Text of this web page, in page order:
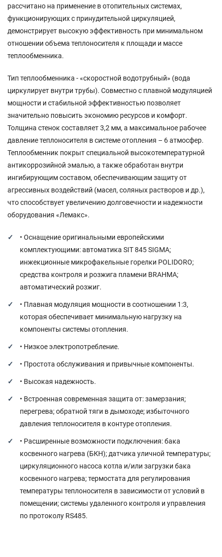
рассчитано на применение в отопительных системах,
функционирующих с принудительной циркуляцией,
демонстрирует высокую эффективность при минимальном
отношении объема теплоносителя к площади и массе
теплообменника.
Тип теплообменника - «скоростной водотрубный» (вода
циркулирует внутри трубы). Совместно с плавной модуляцией
мощности и стабильной эффективностью позволяет
значительно повысить экономию ресурсов и комфорт.
Толщина стенок составляет 3,2 мм, а максимальное рабочее
давление теплоносителя в системе отопления – 6 атмосфер.
Теплообменник покрыт специальной высокотемпературной
антикоррозийной эмалью, а также обработан внутри
ингибирующим составом, обеспечивающим защиту от
агрессивных воздействий (масел, соляных растворов и др.),
что способствует увеличению долговечности и надежности
оборудования «Лемакс».
• Оснащение оригинальными европейскими
комплектующими: автоматика SIT 845 SIGMA;
инжекционные микрофакельные горелки POLIDORO;
средства контроля и розжига пламени BRAHMA;
автоматический розжиг.
• Плавная модуляция мощности в соотношении 1:3,
которая обеспечивает минимальную нагрузку на
компоненты системы отопления.
• Низкое электропотребление.
• Простота обслуживания и привычные компоненты.
• Высокая надежность.
• Встроенная современная защита от: замерзания;
перегрева; обратной тяги в дымоходе; избыточного
давления теплоносителя в контуре отопления.
• Расширенные возможности подключения: бака
косвенного нагрева (БКН); датчика уличной температуры;
циркуляционного насоса котла и/или загрузки бака
косвенного нагрева; термостата для регулирования
температуры теплоносителя в зависимости от условий в
помещении; системы удаленного контроля и управления
по протоколу RS485.